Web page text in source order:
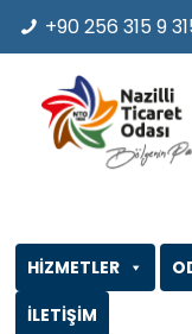
+90 256 315 9
HİZMETLER
İLETİŞİM